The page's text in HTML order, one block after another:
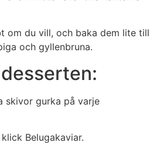
om du vill, och baka dem lite till
och gyllenbruna.
skivor gurka på varje
Belugakaviar.